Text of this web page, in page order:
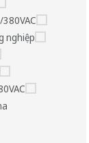
nghiệp